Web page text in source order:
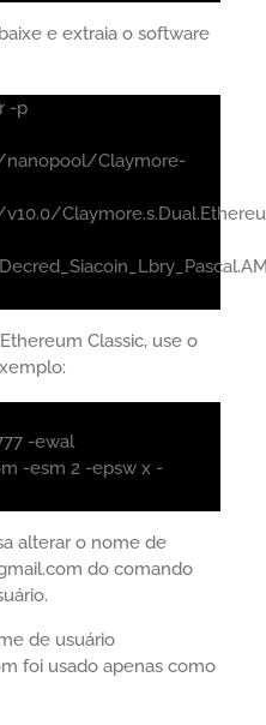
e extraia o software
-p
Claymore-
Classic, use o
-ewal
-esm 2 -epsw x -
alterar o nome de
do comando
de usuário
foi usado apenas como